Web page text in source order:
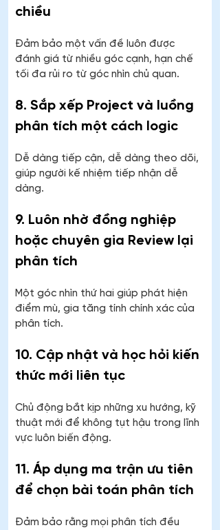
chiều
Đảm bảo một vấn đề luôn được
đánh giá từ nhiều góc cạnh, hạn chế
tối đa rủi ro từ góc nhìn chủ quan.
8. Sắp xếp Project và luồng
phân tích một cách logic
Dễ dàng tiếp cận, dễ dàng theo dõi,
giúp người kế nhiệm tiếp nhận dễ
dàng.
9. Luôn nhờ đồng nghiệp
hoặc chuyên gia Review lại
phân tích
Một góc nhìn thứ hai giúp phát hiện
điểm mù, gia tăng tính chính xác của
phân tích.
10. Cập nhật và học hỏi kiến
thức mới liên tục
Chủ động bắt kịp những xu hướng, kỹ
thuật mới để không tụt hậu trong lĩnh
vực luôn biến động.
11. Áp dụng ma trận ưu tiên
để chọn bài toán phân tích
Đảm bảo rằng mọi phân tích đều